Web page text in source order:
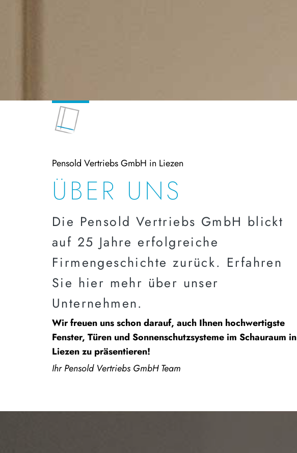
Pensold Vertriebs GmbH in Liezen
ÜBER UNS
Die Pensold Vertriebs GmbH blickt
auf 25 Jahre erfolgreiche
Firmengeschichte zurück. Erfahren
Sie hier mehr über unser
Unternehmen.
Wir freuen uns schon darauf, auch Ihnen hochwertigste
Fenster, Türen und Sonnenschutzsysteme im Schauraum in
Liezen zu präsentieren!
Ihr Pensold Vertriebs GmbH Team